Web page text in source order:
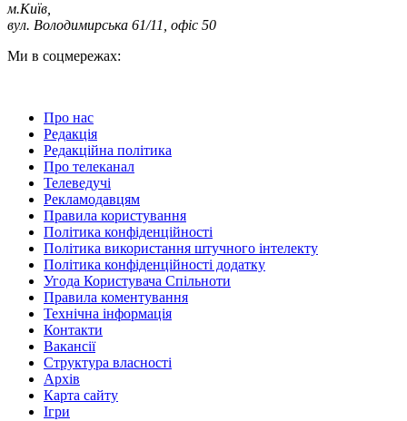
м.Київ,
вул. Володимирська 61/11, офіс 50
Ми в соцмережах:
Про нас
Редакція
Редакційна політика
Про телеканал
Телеведучі
Рекламодавцям
Правила користування
Політика конфіденційності
Політика використання штучного інтелекту
Політика конфіденційності додатку
Угода Користувача Спільноти
Правила коментування
Технічна інформація
Контакти
Вакансії
Структура власності
Архів
Карта сайту
Ігри